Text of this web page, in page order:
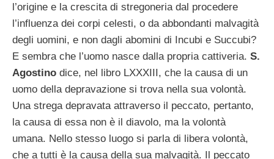
l’origine e la crescita di stregoneria dal procedere
l’influenza dei corpi celesti, o da abbondanti malvagità
degli uomini, e non dagli abomini di Incubi e Succubi?
E sembra che l’uomo nasce dalla propria cattiveria. S.
Agostino dice, nel libro LXXXIII, che la causa di un
uomo della depravazione si trova nella sua volontà.
Una strega depravata attraverso il peccato, pertanto,
la causa di essa non è il diavolo, ma la volontà
umana. Nello stesso luogo si parla di libera volontà,
che a tutti è la causa della sua malvagità. Il peccato